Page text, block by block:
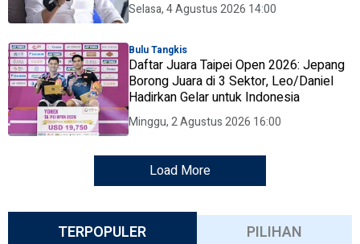
Selasa, 4 Agustus 2026 14:00
Bulu Tangkis
Daftar Juara Taipei Open 2026: Jepang
Borong Juara di 3 Sektor, Leo/Daniel
Hadirkan Gelar untuk Indonesia
Minggu, 2 Agustus 2026 16:00
Load More
TERPOPULER PILIHAN